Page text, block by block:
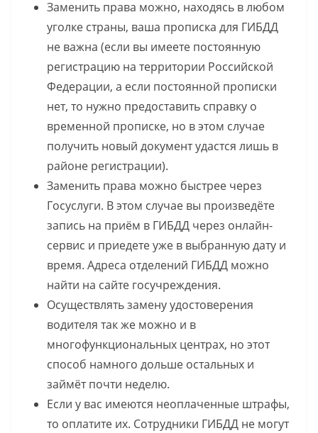
Заменить права можно, находясь в любом
уголке страны, ваша прописка для ГИБДД
не важна (если вы имеете постоянную
регистрацию на территории Российской
Федерации, а если постоянной прописки
нет, то нужно предоставить справку о
временной прописке, но в этом случае
получить новый документ удастся лишь в
районе регистрации).
Заменить права можно быстрее через
Госуслуги. В этом случае вы произведёте
запись на приём в ГИБДД через онлайн-
сервис и приедете уже в выбранную дату и
время. Адреса отделений ГИБДД можно
найти на сайте госучреждения.
Осуществлять замену удостоверения
водителя так же можно и в
многофункциональных центрах, но этот
способ намного дольше остальных и
займёт почти неделю.
Если у вас имеются неоплаченные штрафы,
то оплатите их. Сотрудники ГИБДД не могут